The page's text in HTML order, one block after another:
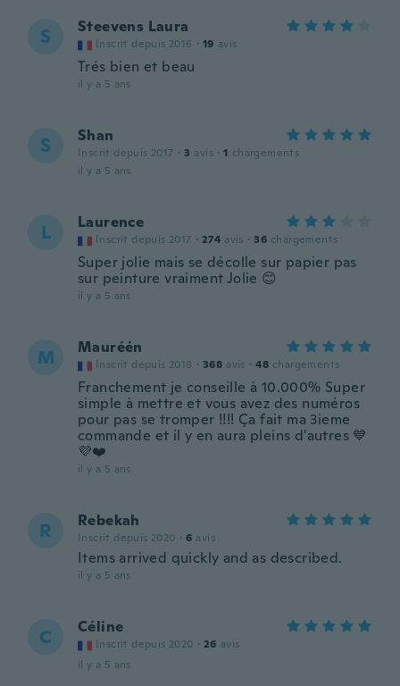
S Steevens Laura
Inscrit depuis 2016 · 19 avis
Trés bien et beau
il y a 5 ans
S Shan
Inscrit depuis 2017 · 3 avis · 1 chargements
il y a 5 ans
L Laurence
Inscrit depuis 2017 · 274 avis · 36 chargements
Super jolie mais se décolle sur papier pas
sur peinture vraiment Jolie 😊
il y a 5 ans
M Mauréén
Inscrit depuis 2018 · 368 avis · 48 chargements
Franchement je conseille à 10.000% Super
simple à mettre et vous avez des numéros
pour pas se tromper !!!! Ça fait ma 3ieme
commande et il y en aura pleins d'autres 💙
💜❤️
il y a 5 ans
R Rebekah
Inscrit depuis 2020 · 6 avis
Items arrived quickly and as described.
il y a 5 ans
C Céline
Inscrit depuis 2020 · 26 avis
il y a 5 ans